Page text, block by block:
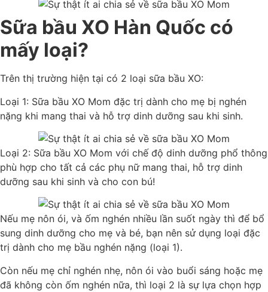
Sữa bầu XO Hàn Quốc có
mấy loại?
Trên thị trường hiện tại có 2 loại sữa bầu XO:
Loại 1: Sữa bầu XO Mom đặc trị dành cho mẹ bị nghén
nặng khi mang thai và hỗ trợ dinh dưỡng sau khi sinh.
Loại 2: Sữa bầu XO Mom với chế độ dinh dưỡng phổ thông
phù hợp cho tất cả các phụ nữ mang thai, hỗ trợ dinh
dưỡng sau khi sinh và cho con bú!
Nếu mẹ nôn ói, và ốm nghén nhiều lần suốt ngày thì để bổ
sung dinh dưỡng cho mẹ và bé, bạn nên sử dụng loại đặc
trị dành cho mẹ bầu nghén nặng (loại 1).
Còn nếu mẹ chỉ nghén nhẹ, nôn ói vào buổi sáng hoặc mẹ
đã không còn ốm nghén nữa, thì loại 2 là sự lựa chọn hợp